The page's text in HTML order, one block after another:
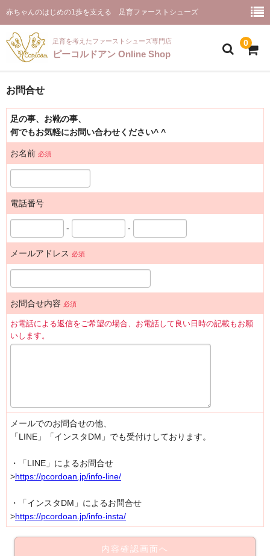
赤ちゃんのはじめの1歩を支える 足育ファーストシューズ
足育を考えたファーストシューズ専門店
ピーコルドアン Online Shop
0
ホーム(商品一覧)
ピーコルドアンとは
お取り扱い店舗様
ファーストシューズ【プルミエ】
お客様のご感想
ご推薦のメッセージ
ピーコルドアンと足育
お問合せ
☆お知らせ☆
メディア
足と靴のこと
お問合せ